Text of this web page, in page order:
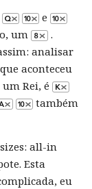
e
um
.
analisar
aconteceu
Rei, é
também
all-in
Esta
eu